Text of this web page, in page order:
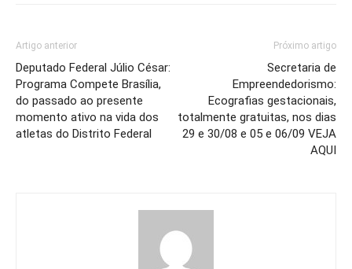
Artigo anterior
Deputado Federal Júlio César:
Programa Compete Brasília,
do passado ao presente
momento ativo na vida dos
atletas do Distrito Federal
Próximo artigo
Secretaria de
Empreendedorismo:
Ecografias gestacionais,
totalmente gratuitas, nos dias
29 e 30/08 e 05 e 06/09 VEJA
AQUI